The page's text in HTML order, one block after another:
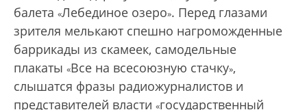
балета «Лебединое озеро». Перед глазами
зрителя мелькают спешно нагроможденные
баррикады из скамеек, самодельные
плакаты «Все на всесоюзную стачку»,
слышатся фразы радиожурналистов и
представителей власти «государственный